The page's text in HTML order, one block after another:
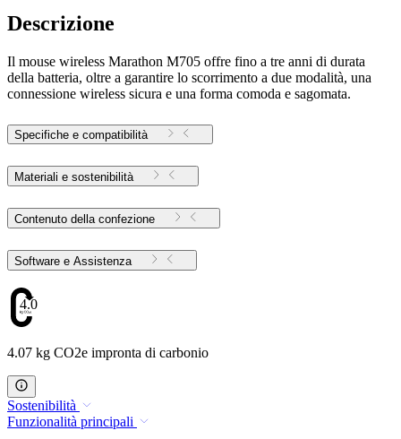
Descrizione
Il mouse wireless Marathon M705 offre fino a tre anni di durata
della batteria, oltre a garantire lo scorrimento a due modalità, una
connessione wireless sicura e una forma comoda e sagomata.
Specifiche e compatibilità
Materiali e sostenibilità
Contenuto della confezione
Software e Assistenza
4.07
4.07 kg CO2e impronta di carbonio
Sostenibilità
Funzionalità principali